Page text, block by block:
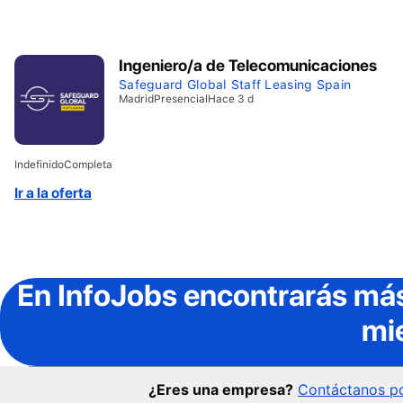
Ingeniero/a de Telecomunicaciones
Safeguard Global Staff Leasing Spain
MadridPresencialHace 3 d
IndefinidoCompleta
Ir a la oferta
En InfoJobs encontrarás
¿Eres una empresa? Contáctanos